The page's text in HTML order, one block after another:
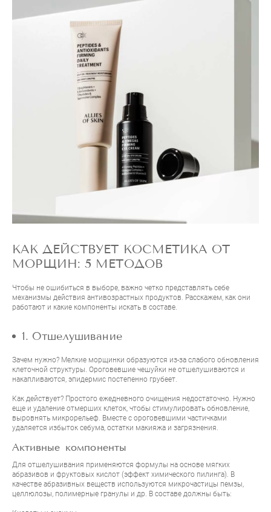
КАК ДЕЙСТВУЕТ КОСМЕТИКА ОТ
МОРЩИН: 5 МЕТОДОВ
Чтобы не ошибиться в выборе, важно четко представлять себе
механизмы действия антивозрастных продуктов. Расскажем, как они
работают и какие компоненты искать в составе.
1. Отшелушивание
Зачем нужно? Мелкие морщинки образуются из-за слабого обновления
клеточной структуры. Ороговевшие чешуйки не отшелушиваются и
накапливаются, эпидермис постепенно грубеет.
Как действует? Простого ежедневного очищения недостаточно. Нужно
еще и удаление отмерших клеток, чтобы стимулировать обновление,
выровнять микрорельеф. Вместе с ороговевшими частичками
удаляется избыток себума, остатки макияжа и загрязнения.
Активные компоненты
Для отшелушивания применяются формулы на основе мягких
абразивов и фруктовых кислот (эффект химического пилинга). В
качестве абразивных веществ используются микрочастицы пемзы,
целлюлозы, полимерные гранулы и др. В составе должны быть: